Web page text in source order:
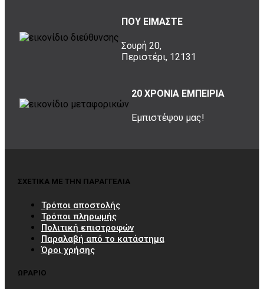
ΠΟΥ ΕΙΜΑΣΤΕ
Σουρή 20,
Περιστέρι, 12131
20 ΧΡΟΝΙΑ ΕΜΠΕΙΡΙΑ
Εμπιστέψου μας!
ΣΧΕΤΙΚΑ ΜΕ ΤΗΝ ΠΑΡΑΓΓΕΛΙΑ
Τρόποι αποστολής
Τρόποι πληρωμής
Πολιτική επιστροφών
Παραλαβή από το κατάστημα
Όροι χρήσης
ΩΡΑΡΙΟ